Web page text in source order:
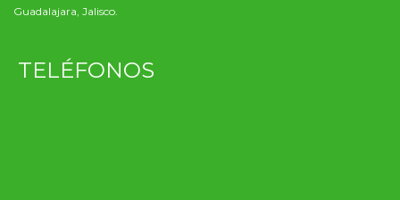
Guadalajara, Jalisco.
TELÉFONOS